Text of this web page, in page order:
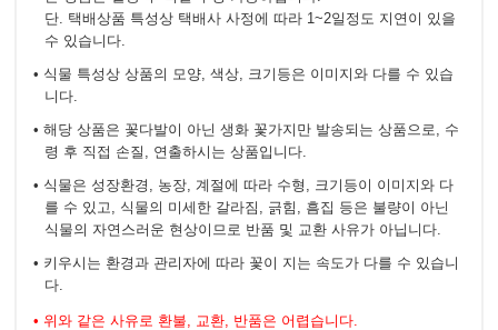
단. 택배상품 특성상 택배사 사정에 따라 1~2일정도 지연이 있을
수 있습니다.
• 식물 특성상 상품의 모양, 색상, 크기등은 이미지와 다를 수 있습
니다.
• 해당 상품은 꽃다발이 아닌 생화 꽃가지만 발송되는 상품으로, 수
령 후 직접 손질, 연출하시는 상품입니다.
• 식물은 성장환경, 농장, 계절에 따라 수형, 크기등이 이미지와 다
를 수 있고, 식물의 미세한 갈라짐, 긁힘, 흠집 등은 불량이 아닌
식물의 자연스러운 현상이므로 반품 및 교환 사유가 아닙니다.
• 키우시는 환경과 관리자에 따라 꽃이 지는 속도가 다를 수 있습니
다.
• 위와 같은 사유로 환불, 교환, 반품은 어렵습니다.